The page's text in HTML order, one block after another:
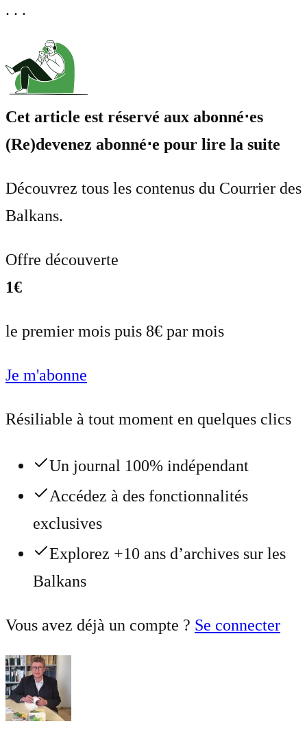
. . .
Cet article est réservé aux abonné⋅es
(Re)devenez abonné⋅e pour lire la suite
Découvrez tous les contenus du Courrier des
Balkans.
Offre découverte
1€
le premier mois puis 8€ par mois
Je m'abonne
Résiliable à tout moment en quelques clics
Un journal 100% indépendant
Accédez à des fonctionnalités
exclusives
Explorez +10 ans d’archives sur les
Balkans
Vous avez déjà un compte ? Se connecter